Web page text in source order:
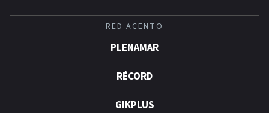
RED ACENTO
PLENAMAR
RÉCORD
GIKPLUS